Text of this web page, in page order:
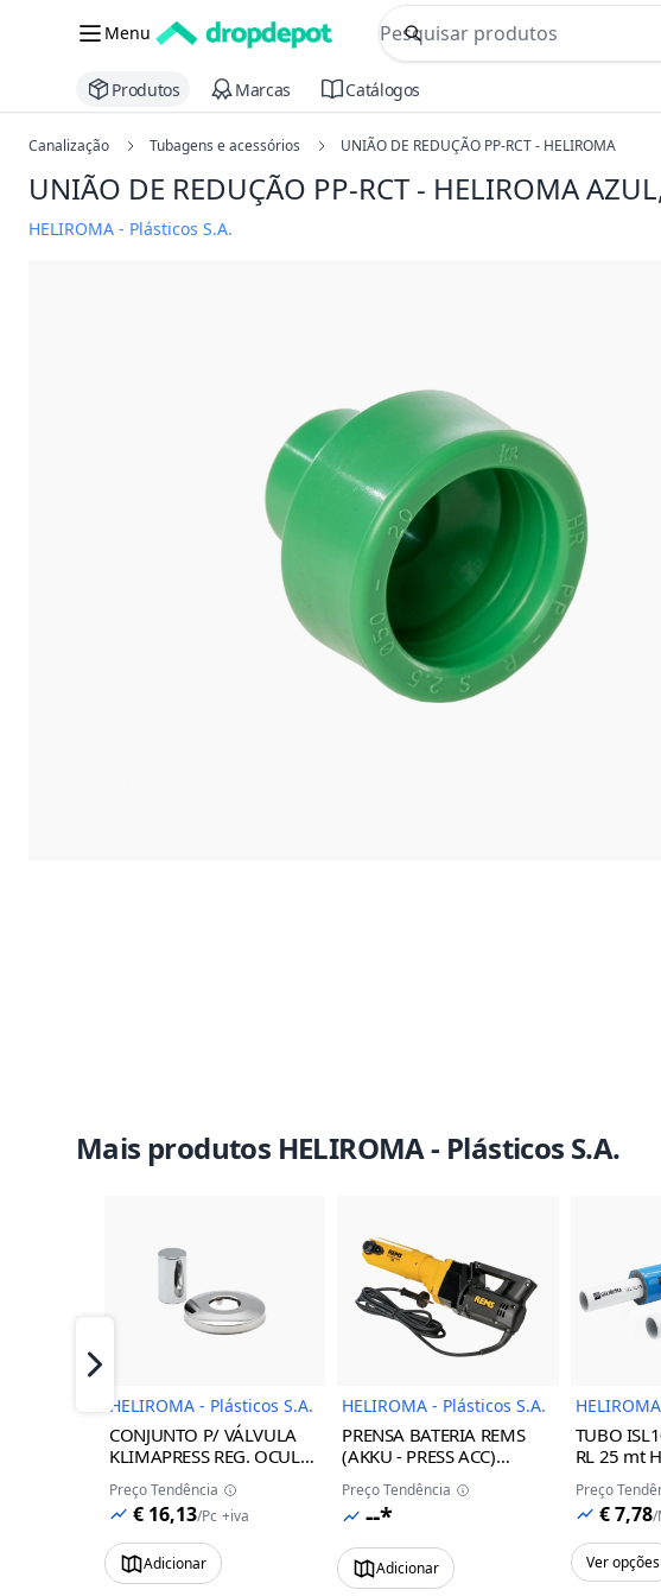
Menu
commerce search no header
Procurar
Produtos Marcas Catálogos
Canalização Tubagens e acessórios UNIÃO DE REDUÇÃO PP-RCT - HELIROMA
UNIÃO DE REDUÇÃO PP-RCT - HELIROMA
HELIROMA - Plásticos S.A.
Mais produtos HELIROMA - Plásticos S.A.
Imagem do Produto
HELIROMA - Plásticos S.A.
CONJUNTO P/ VÁLVULA
KLIMAPRESS REG. OCULTA
BRANCA 16/32 HELIROMA
Preço Tendência
€ 16,13/Pc +iva
Adicionar
Imagem do Produto
HELIROMA - Plásticos S.A.
PRENSA BATERIA REMS
(AKKU - PRESS ACC)
HELIROMA
Preço Tendência
--*
Adicionar
TUBO
RL 25 mt
AZUL,
Preço
€ 7,78/
Ver opções
Próximo